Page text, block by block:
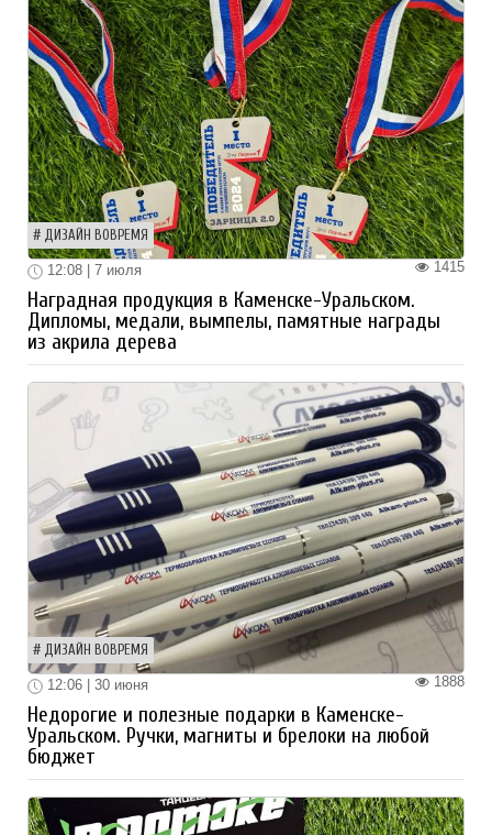
ДИЗАЙН ВОВРЕМЯ
1415
12:08 | 7 июля
Наградная продукция в Каменске-Уральском.
Дипломы, медали, вымпелы, памятные награды
из акрила дерева
ДИЗАЙН ВОВРЕМЯ
1888
12:06 | 30 июня
Недорогие и полезные подарки в Каменске-
Уральском. Ручки, магниты и брелоки на любой
бюджет